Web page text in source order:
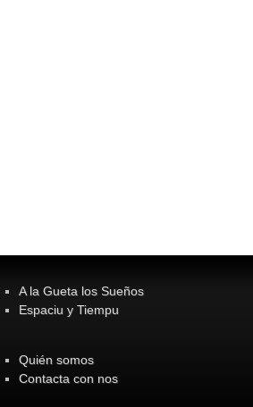
A la Gueta los Sueños
Espaciu y Tiempu
Quién somos
Contacta con nos